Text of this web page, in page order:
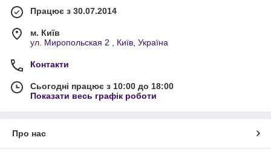
Працює з 30.07.2014
м. Київ
ул. Миропольская 2 , Київ, Україна
Контакти
Сьогодні працює з 10:00 до 18:00
Показати весь графік роботи
Про нас